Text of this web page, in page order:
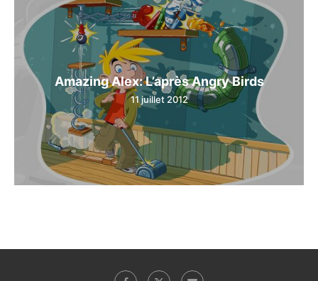
Amazing Alex: L’après Angry Birds
11 juillet 2012